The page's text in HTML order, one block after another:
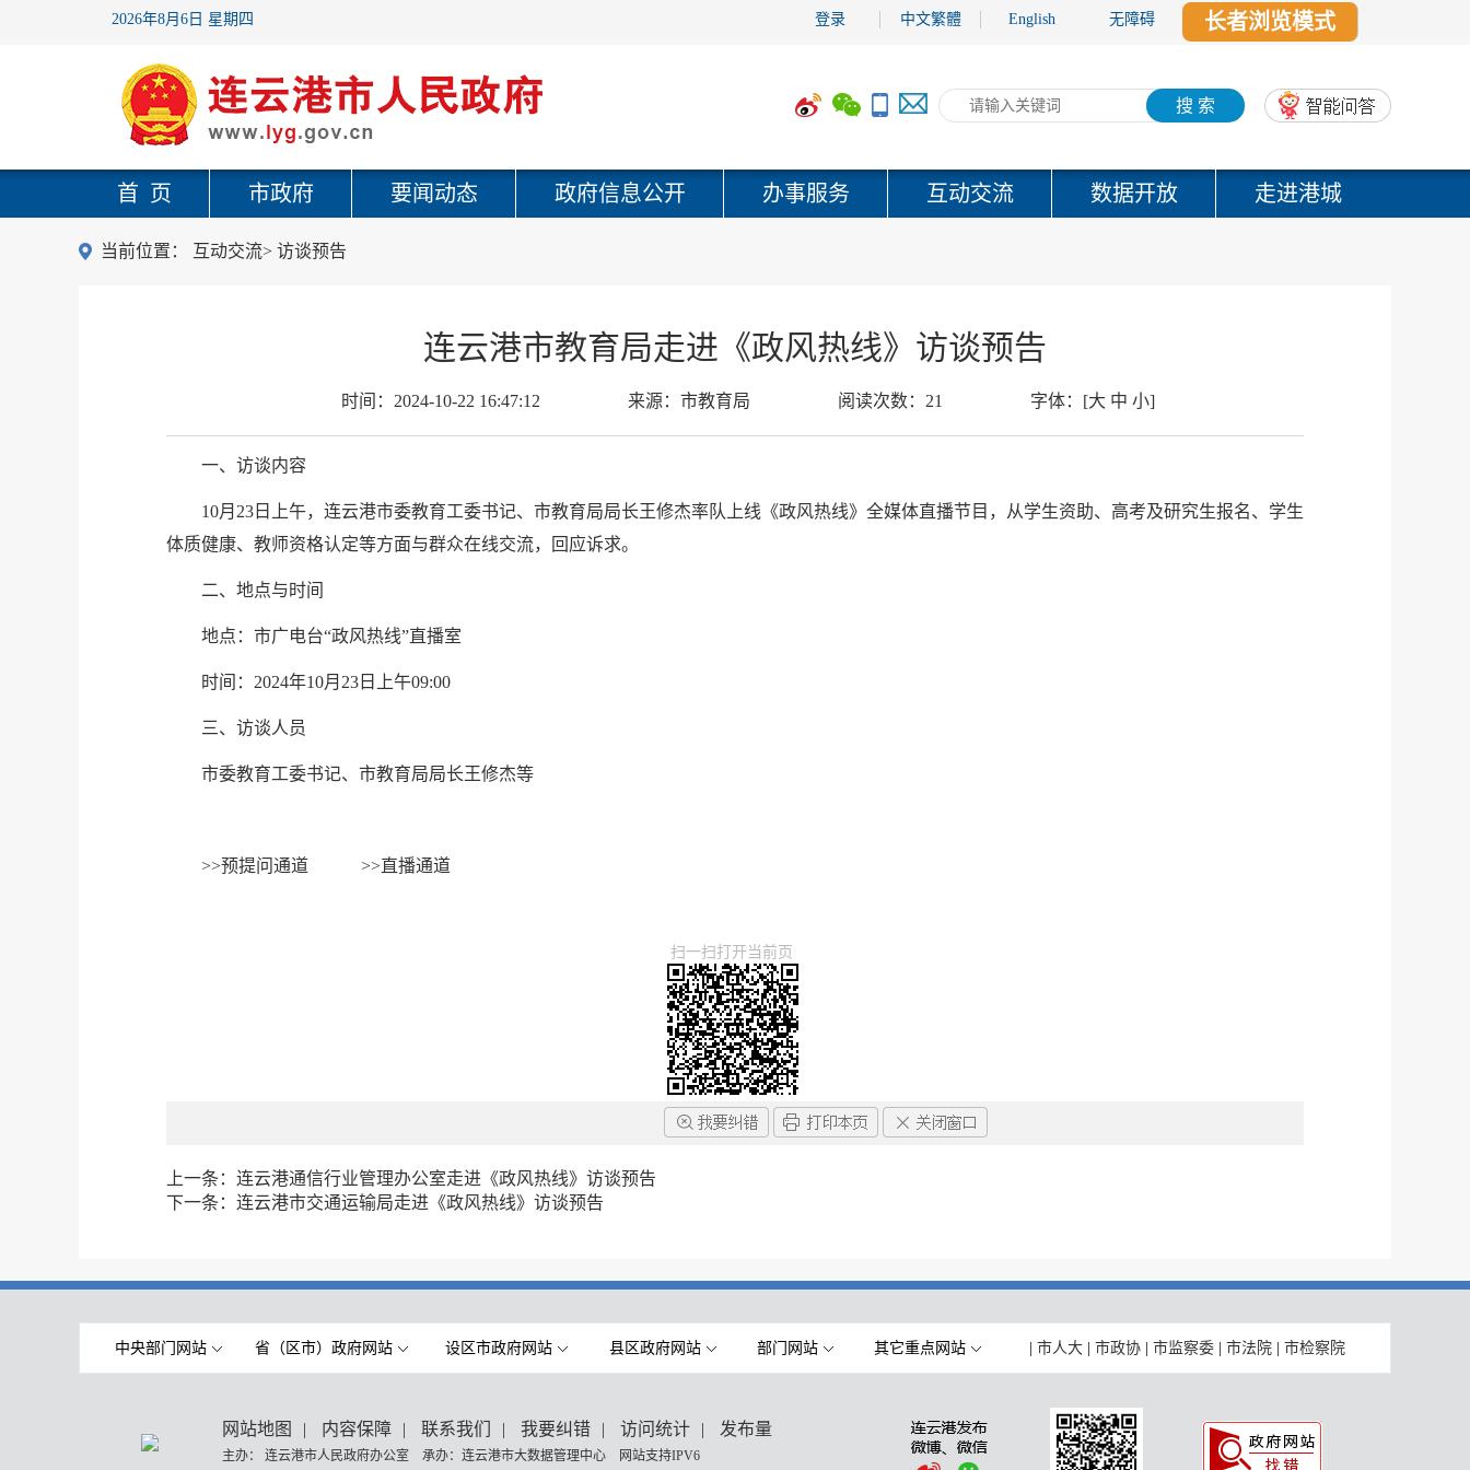
2026年8月6日 星期四 登录 中文繁體 English 无障碍 长者浏览模式
搜 索
首 页 市政府 要闻动态 政府信息公开 办事服务 互动交流 数据开放 走进港城
当前位置： 互动交流> 访谈预告
连云港市教育局走进《政风热线》访谈预告
时间： 2024-10-22 16:47:12 来源： 市教育局 阅读次数： 21 字体： [大 中 小]
一、访谈内容
10月23日上午，连云港市委教育工委书记、市教育局局长王修杰率队上线《政风热线》全媒体直播节目，从学生资助、高考及研究生报名、学生
体质健康、教师资格认定等方面与群众在线交流，回应诉求。
二、地点与时间
地点：市广电台“政风热线”直播室
时间：2024年10月23日上午09:00
三、访谈人员
市委教育工委书记、市教育局局长王修杰等
>>预提问通道 >>直播通道
扫一扫打开当前页
上一条： 连云港通信行业管理办公室走进《政风热线》访谈预告
下一条： 连云港市交通运输局走进《政风热线》访谈预告
中央部门网站 省（区市）政府网站 设区市政府网站 县区政府网站 部门网站 其它重点网站 市人大 市政协 市监察委 市法院 市检察院
网站地图 | 内容保障 | 联系我们 | 我要纠错 | 访问统计 | 发布量
主办： 连云港市人民政府办公室 承办：连云港市大数据管理中心 网站支持IPV6